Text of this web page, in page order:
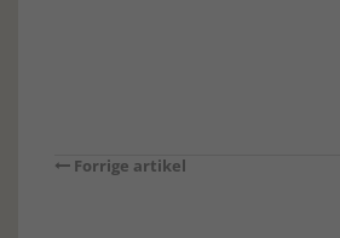
Forrige artikel